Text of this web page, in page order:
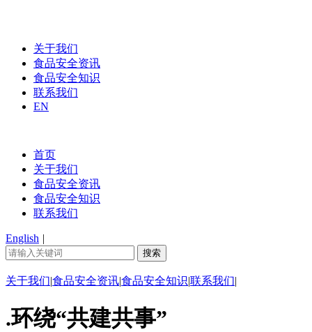
关于我们
食品安全资讯
食品安全知识
联系我们
EN
首页
关于我们
食品安全资讯
食品安全知识
联系我们
English |
关于我们|食品安全资讯|食品安全知识|联系我们|
.环绕“共建共事”